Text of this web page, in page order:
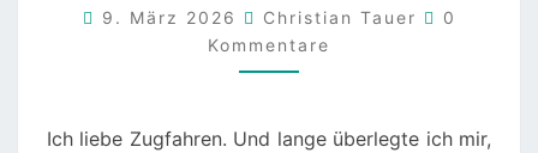
9. März 2026 Christian Tauer
0
Kommentare
Ich liebe Zugfahren. Und lange überlegte ich mir,